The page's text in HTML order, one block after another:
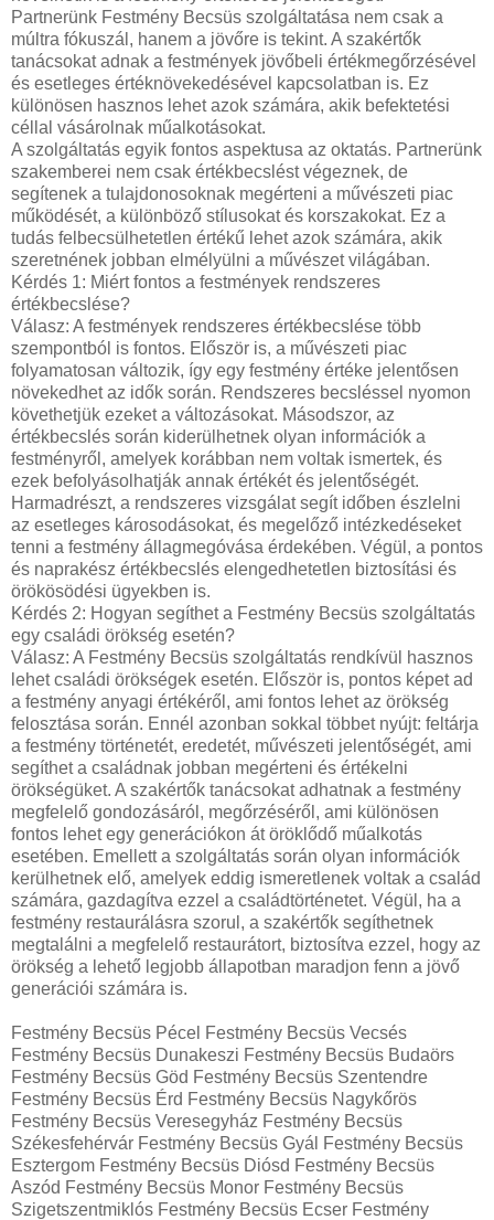
Partnerünk Festmény Becsüs szolgáltatása nem csak a
múltra fókuszál, hanem a jövőre is tekint. A szakértők
tanácsokat adnak a festmények jövőbeli értékmegőrzésével
és esetleges értéknövekedésével kapcsolatban is. Ez
különösen hasznos lehet azok számára, akik befektetési
céllal vásárolnak műalkotásokat.
A szolgáltatás egyik fontos aspektusa az oktatás. Partnerünk
szakemberei nem csak értékbecslést végeznek, de
segítenek a tulajdonosoknak megérteni a művészeti piac
működését, a különböző stílusokat és korszakokat. Ez a
tudás felbecsülhetetlen értékű lehet azok számára, akik
szeretnének jobban elmélyülni a művészet világában.
Kérdés 1: Miért fontos a festmények rendszeres
értékbecslése?
Válasz: A festmények rendszeres értékbecslése több
szempontból is fontos. Először is, a művészeti piac
folyamatosan változik, így egy festmény értéke jelentősen
növekedhet az idők során. Rendszeres becsléssel nyomon
követhetjük ezeket a változásokat. Másodszor, az
értékbecslés során kiderülhetnek olyan információk a
festményről, amelyek korábban nem voltak ismertek, és
ezek befolyásolhatják annak értékét és jelentőségét.
Harmadrészt, a rendszeres vizsgálat segít időben észlelni
az esetleges károsodásokat, és megelőző intézkedéseket
tenni a festmény állagmegóvása érdekében. Végül, a pontos
és naprakész értékbecslés elengedhetetlen biztosítási és
örökösödési ügyekben is.
Kérdés 2: Hogyan segíthet a Festmény Becsüs szolgáltatás
egy családi örökség esetén?
Válasz: A Festmény Becsüs szolgáltatás rendkívül hasznos
lehet családi örökségek esetén. Először is, pontos képet ad
a festmény anyagi értékéről, ami fontos lehet az örökség
felosztása során. Ennél azonban sokkal többet nyújt: feltárja
a festmény történetét, eredetét, művészeti jelentőségét, ami
segíthet a családnak jobban megérteni és értékelni
örökségüket. A szakértők tanácsokat adhatnak a festmény
megfelelő gondozásáról, megőrzéséről, ami különösen
fontos lehet egy generációkon át öröklődő műalkotás
esetében. Emellett a szolgáltatás során olyan információk
kerülhetnek elő, amelyek eddig ismeretlenek voltak a család
számára, gazdagítva ezzel a családtörténetet. Végül, ha a
festmény restaurálásra szorul, a szakértők segíthetnek
megtalálni a megfelelő restaurátort, biztosítva ezzel, hogy az
örökség a lehető legjobb állapotban maradjon fenn a jövő
generációi számára is.
Festmény Becsüs Pécel Festmény Becsüs Vecsés
Festmény Becsüs Dunakeszi Festmény Becsüs Budaörs
Festmény Becsüs Göd Festmény Becsüs Szentendre
Festmény Becsüs Érd Festmény Becsüs Nagykőrös
Festmény Becsüs Veresegyház Festmény Becsüs
Székesfehérvár Festmény Becsüs Gyál Festmény Becsüs
Esztergom Festmény Becsüs Diósd Festmény Becsüs
Aszód Festmény Becsüs Monor Festmény Becsüs
Szigetszentmiklós Festmény Becsüs Ecser Festmény